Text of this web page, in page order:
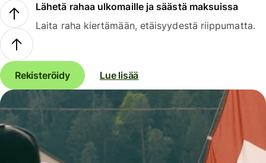
Lähetä rahaa ulkomaille ja säästä maksuissa
Laita raha kiertämään, etäisyydestä riippumatta.
Rekisteröidy Lue lisää